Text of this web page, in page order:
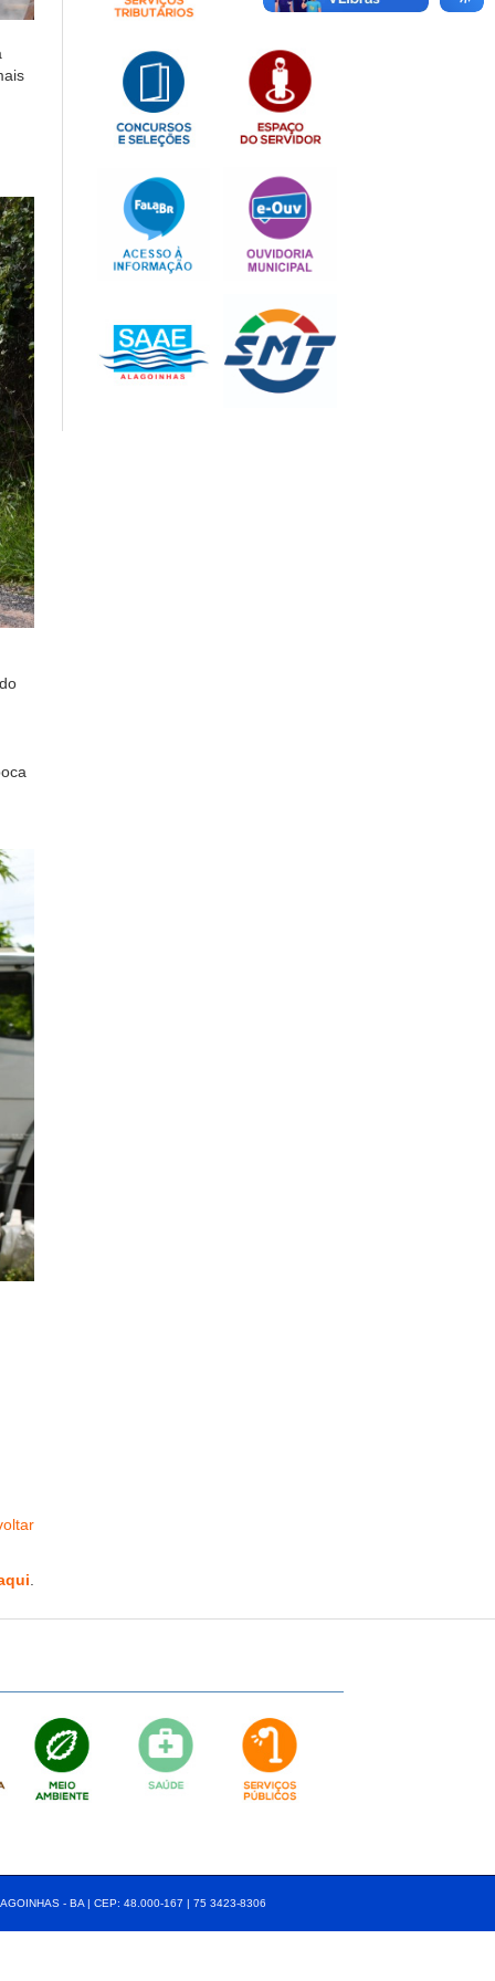
- BA | CEP: 48.000-167 | 75 3423-8306⠀⠀⠀⠀⠀⠀⠀⠀⠀⠀